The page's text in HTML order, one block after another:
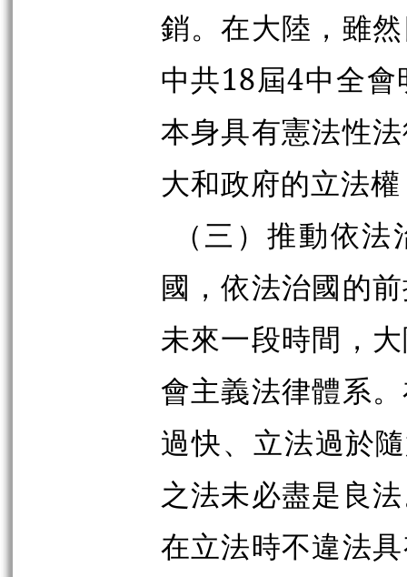
銷。在大陸，雖
中共18屆4中全
本身具有憲法性
大和政府的立法
（三）推動依
國，依法治國的
未來一段時間，
會主義法律體系
過快、立法過於
之法未必盡是良
在立法時不違法